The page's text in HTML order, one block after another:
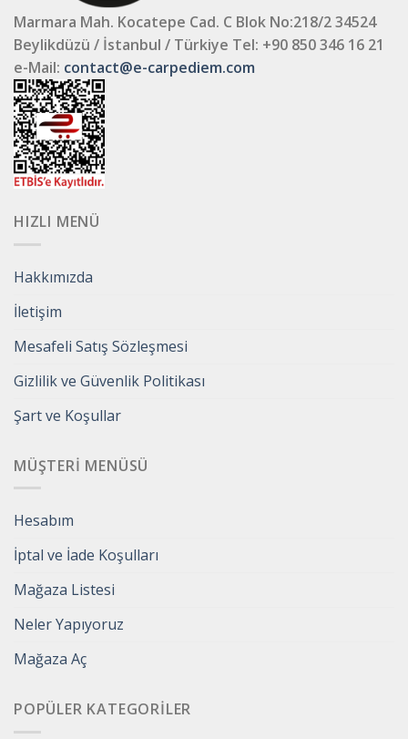
Marmara Mah. Kocatepe Cad. C Blok No:218/2 34524
Beylikdüzü / İstanbul / Türkiye Tel: +90 850 346 16 21
e-Mail: contact@e-carpediem.com
HIZLI MENÜ
Hakkımızda
İletişim
Mesafeli Satış Sözleşmesi
Gizlilik ve Güvenlik Politikası
Şart ve Koşullar
MÜŞTERI MENÜSÜ
Hesabım
İptal ve İade Koşulları
Mağaza Listesi
Neler Yapıyoruz
Mağaza Aç
POPÜLER KATEGORILER